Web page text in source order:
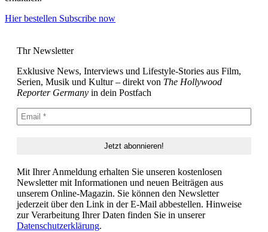
Hier bestellen Subscribe now
Thr Newsletter
Exklusive News, Interviews und Lifestyle-Stories aus Film,
Serien, Musik und Kultur – direkt von The Hollywood
Reporter Germany in dein Postfach
Mit Ihrer Anmeldung erhalten Sie unseren kostenlosen
Newsletter mit Informationen und neuen Beiträgen aus
unserem Online-Magazin. Sie können den Newsletter
jederzeit über den Link in der E-Mail abbestellen. Hinweise
zur Verarbeitung Ihrer Daten finden Sie in unserer
Datenschutzerklärung.